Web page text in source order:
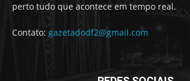
perto tudo que acontece em tempo real.
Contato: gazetadodf2@gmail.com